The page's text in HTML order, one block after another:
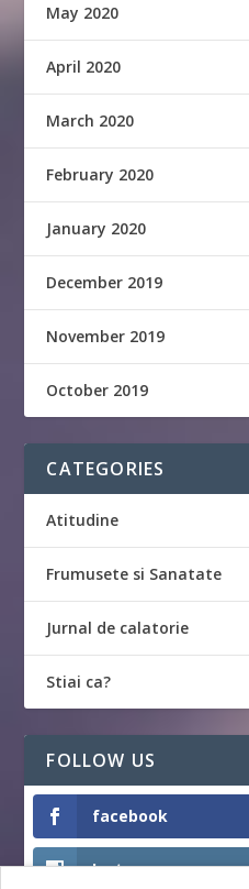
May 2020
April 2020
March 2020
February 2020
January 2020
December 2019
November 2019
October 2019
CATEGORIES
Atitudine
Frumusete si Sanatate
Jurnal de calatorie
Stiai ca?
FOLLOW US
facebook
Instagram